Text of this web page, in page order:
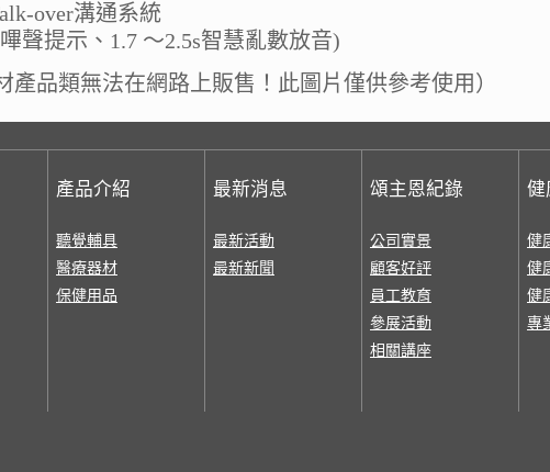
over溝通系統
聲提示、1.7 ～2.5s智慧亂數放音)
產品類無法在網路上販售！此圖片僅供參考使用）
產品介紹
聽覺輔具
醫療器材
保健用品
最新消息
最新活動
最新新聞
頌主恩紀錄
公司實景
顧客好評
員工教育
參展活動
相關講座
健
健
健
健
專